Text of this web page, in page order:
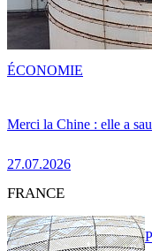
Merci la Chine : elle a
27.07.2026
ÉCONOMIE
FRANCE